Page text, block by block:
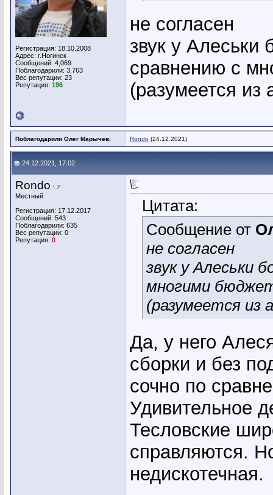
Регистрация: 18.10.2008
Адрес: г.Ногинск
Сообщений: 4,069
Поблагодарили: 3,763
Вес репутации: 23
Репутация: 196
не согласен
звук у
сравнению с
(разумеется из
Поблагодарили Олег Марычев: Rondo (24.12.2021)
24.12.2021, 17:02
Rondo
Местный
Регистрация: 17.12.2017
Сообщений: 543
Поблагодарили: 635
Вес репутации: 0
Репутация: 0
Цитата:
Сообщение от
не согласен
звук у Алеськи
многими
(разумеется из
Да, у него
сборки и без
сочно по
Удивительное
Тесловские
справляются.
недискотечная.